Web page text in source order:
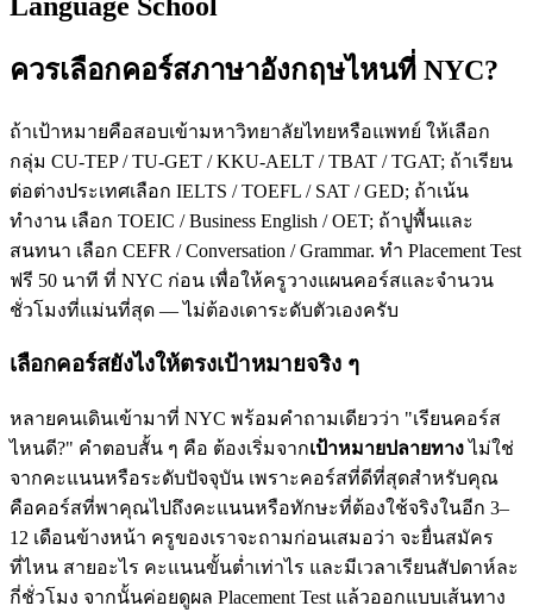
ควรเลือกคอร์สภาษาอังกฤษไหนที่ NYC?
ถ้าเป้าหมายคือสอบเข้ามหาวิทยาลัยไทยหรือแพทย์ ให้เลือก
กลุ่ม CU-TEP / TU-GET / KKU-AELT / TBAT / TGAT; ถ้าเรียน
ต่อต่างประเทศเลือก IELTS / TOEFL / SAT / GED; ถ้าเน้น
ทำงาน เลือก TOEIC / Business English / OET; ถ้าปูพื้นและ
สนทนา เลือก CEFR / Conversation / Grammar. ทำ Placement Test
ฟรี 50 นาที ที่ NYC ก่อน เพื่อให้ครูวางแผนคอร์สและจำนวน
ชั่วโมงที่แม่นที่สุด — ไม่ต้องเดาระดับตัวเองครับ
เลือกคอร์สยังไงให้ตรงเป้าหมายจริง ๆ
หลายคนเดินเข้ามาที่ NYC พร้อมคำถามเดียวว่า "เรียนคอร์ส
ไหนดี?" คำตอบสั้น ๆ คือ ต้องเริ่มจากเป้าหมายปลายทางไม่ใช่
จากคะแนนหรือระดับปัจจุบัน เพราะคอร์สที่ดีที่สุดสำหรับคุณ
คือคอร์สที่พาคุณไปถึงคะแนนหรือทักษะที่ต้องใช้จริงในอีก 3–
12 เดือนข้างหน้า ครูของเราจะถามก่อนเสมอว่า จะยื่นสมัคร
ที่ไหน สายอะไร คะแนนขั้นต่ำเท่าไร และมีเวลาเรียนสัปดาห์ละ
กี่ชั่วโมง จากนั้นค่อยดูผล Placement Test แล้วออกแบบเส้นทาง